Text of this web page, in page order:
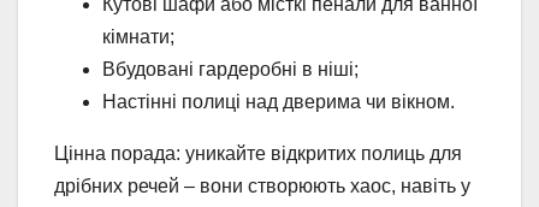
Кутові шафи або місткі пенали для ванної
кімнати;
Вбудовані гардеробні в ніші;
Настінні полиці над дверима чи вікном.
Цінна порада: уникайте відкритих полиць для
дрібних речей – вони створюють хаос, навіть у